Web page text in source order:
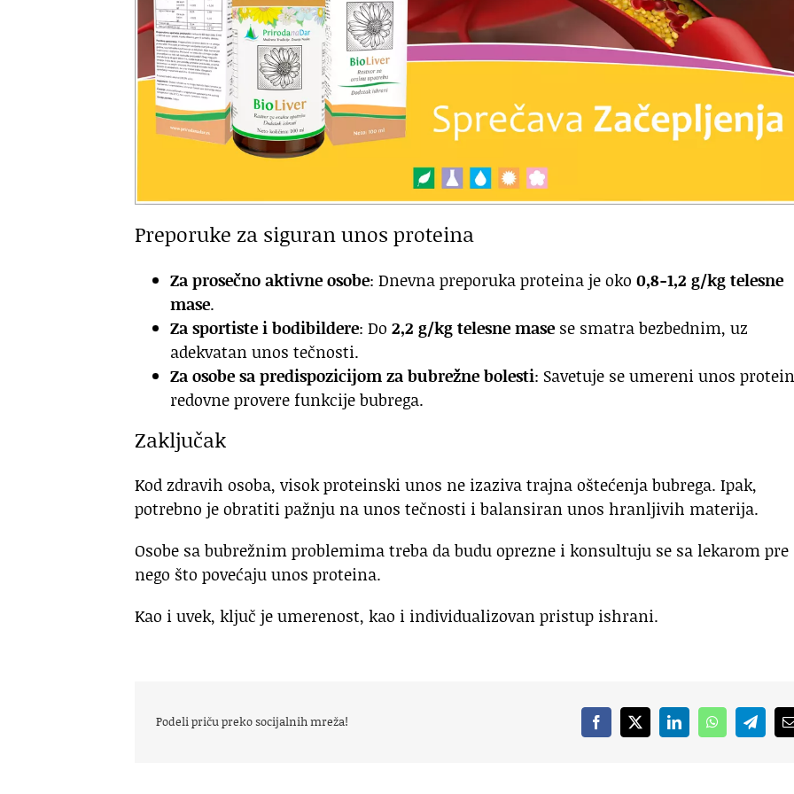
Preporuke za siguran unos proteina
Za prosečno aktivne osobe: Dnevna preporuka proteina je oko 0,8-1,2 g/kg telesne
mase.
Za sportiste i bodibildere: Do 2,2 g/kg telesne mase se smatra bezbednim, uz
adekvatan unos tečnosti.
Za osobe sa predispozicijom za bubrežne bolesti: Savetuje se umereni unos
redovne provere funkcije bubrega.
Zaključak
Kod zdravih osoba, visok proteinski unos ne izaziva trajna oštećenja bubrega. Ipak,
potrebno je obratiti pažnju na unos tečnosti i balansiran unos hranljivih materija.
Osobe sa bubrežnim problemima treba da budu oprezne i konsultuju se sa lekarom pre
nego što povećaju unos proteina.
Kao i uvek, ključ je umerenost, kao i individualizovan pristup ishrani.
Podeli priču preko socijalnih mreža! Facebook
X LinkedInWhatsApp